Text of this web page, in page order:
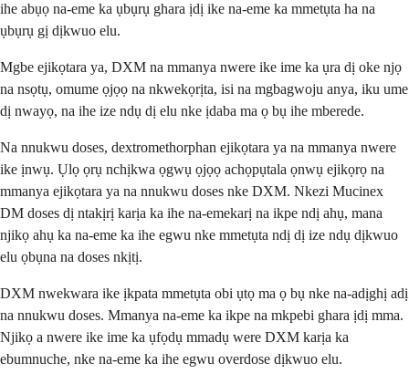
ihe abụọ na-eme ka ụbụrụ ghara ịdị ike na-eme ka mmetụta ha na
ụbụrụ gị dịkwuo elu.
Mgbe ejikọtara ya, DXM na mmanya nwere ike ime ka ụra dị oke njọ
na nsọtụ, omume ọjọọ na nkwekọrịta, isi na mgbagwoju anya, iku ume
dị nwayọ, na ihe ize ndụ dị elu nke ịdaba ma ọ bụ ihe mberede.
Na nnukwu doses, dextromethorphan ejikọtara ya na mmanya nwere
ike ịnwụ. Ụlọ ọrụ nchịkwa ọgwụ ọjọọ achọpụtala ọnwụ ejikọrọ na
mmanya ejikọtara ya na nnukwu doses nke DXM. Nkezi Mucinex
DM doses dị ntakịrị karịa ka ihe na-emekarị na ikpe ndị ahụ, mana
njikọ ahụ ka na-eme ka ihe egwu nke mmetụta ndị dị ize ndụ dịkwuo
elu ọbụna na doses nkịtị.
DXM nwekwara ike ịkpata mmetụta obi ụtọ ma ọ bụ nke na-adịghị adị
na nnukwu doses. Mmanya na-eme ka ikpe na mkpebi ghara ịdị mma.
Njikọ a nwere ike ime ka ụfọdụ mmadụ were DXM karịa ka
ebumnuche, nke na-eme ka ihe egwu overdose dịkwuo elu.